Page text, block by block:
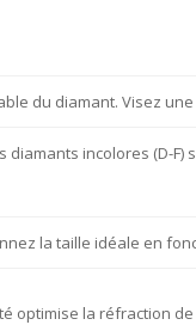
du diamant. Visez
incolores (D-
la taille idéale en
optimise la réfraction de